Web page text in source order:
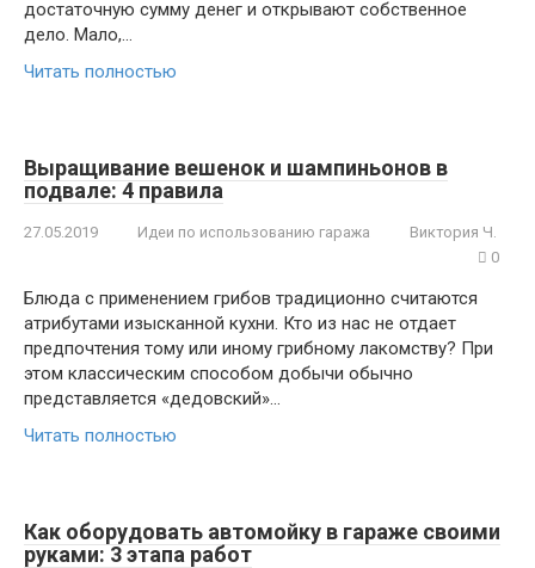
достаточную сумму денег и открывают собственное
дело. Мало,…
Читать полностью
Выращивание вешенок и шампиньонов в
подвале: 4 правила
27.05.2019 Идеи по использованию гаража
Виктория Ч.
0
Блюда с применением грибов традиционно считаются
атрибутами изысканной кухни. Кто из нас не отдает
предпочтения тому или иному грибному лакомству? При
этом классическим способом добычи обычно
представляется «дедовский»…
Читать полностью
Как оборудовать автомойку в гараже своими
руками: 3 этапа работ